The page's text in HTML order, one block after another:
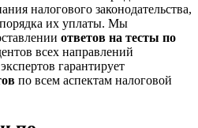
налогового законодательства,
порядка их уплаты. Мы
ответов на тесты по
всех направлений
гарантирует
по всем аспектам налоговой